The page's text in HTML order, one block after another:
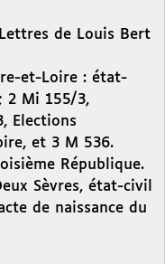
de Louis Bert
et-Loire : état-
2 Mi 155/3,
Elections
et 3 M 536.
République.
Sèvres, état-civil
de naissance du